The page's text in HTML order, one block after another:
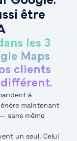
être
les 3
Maps
clients
à
maintenant
sans même
un seul. Celui